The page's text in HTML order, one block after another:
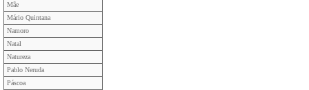
Mãe
Mário Quintana
Namoro
Natal
Natureza
Pablo Neruda
Páscoa